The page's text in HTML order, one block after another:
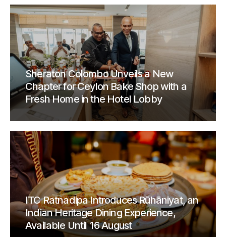
Sheraton Colombo Unveils a New
Chapter for Ceylon Bake Shop with a
Fresh Home in the Hotel Lobby
ITC Ratnadipa Introduces Rūhāniyat, an
Indian Heritage Dining Experience,
Available Until 16 August